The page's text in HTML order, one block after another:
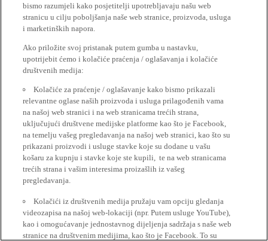
bismo razumjeli kako posjetitelji upotrebljavaju našu web
stranicu u cilju poboljšanja naše web stranice, proizvoda, usluga
i marketinških napora.
Ako priložite svoj pristanak putem gumba u nastavku,
upotrijebit ćemo i kolačiće praćenja / oglašavanja i kolačiće
društvenih medija:
Kolačiće za praćenje / oglašavanje kako bismo prikazali
relevantne oglase naših proizvoda i usluga prilagođenih vama
na našoj web stranici i na web stranicama trećih strana,
uključujući društvene medijske platforme kao što je Facebook,
na temelju vašeg pregledavanja na našoj web stranici, kao što su
prikazani proizvodi i usluge stavke koje su dodane u vašu
košaru za kupnju i stavke koje ste kupili, te na web stranicama
trećih strana i vašim interesima proizašlih iz vašeg
pregledavanja.
Kolačići iz društvenih medija pružaju vam opciju gledanja
videozapisa na našoj web-lokaciji (npr. Putem usluge YouTube),
kao i omogućavanje jednostavnog dijeljenja sadržaja s naše web
stranice na društvenim medijima, kao što je Facebook. To su